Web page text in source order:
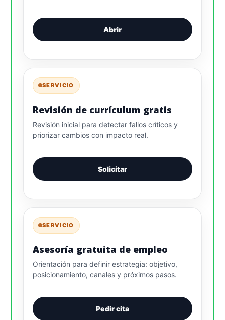
Abrir
SERVICIO
Revisión de currículum gratis
Revisión inicial para detectar fallos críticos y
priorizar cambios con impacto real.
Solicitar
SERVICIO
Asesoría gratuita de empleo
Orientación para definir estrategia: objetivo,
posicionamiento, canales y próximos pasos.
Pedir cita